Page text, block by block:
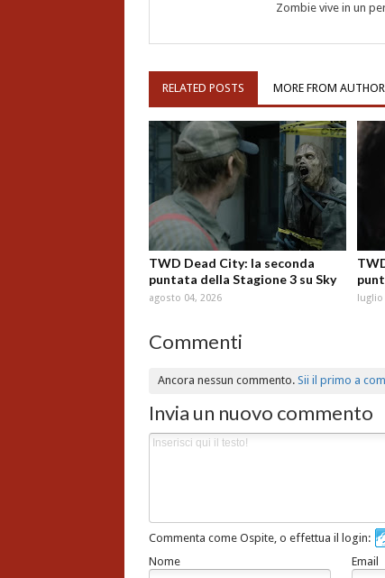
Zombie vive in un
RELATED POSTS MORE FROM AUTHOR
TWD Dead City: la seconda
puntata della Stagione 3 su Sky
agosto 04, 2026 luglio
Commenti
Ancora nessun commento.Sii il primo a
Invia un nuovo commento
Commenta come Ospite, o effettua il login:
Nome
Email